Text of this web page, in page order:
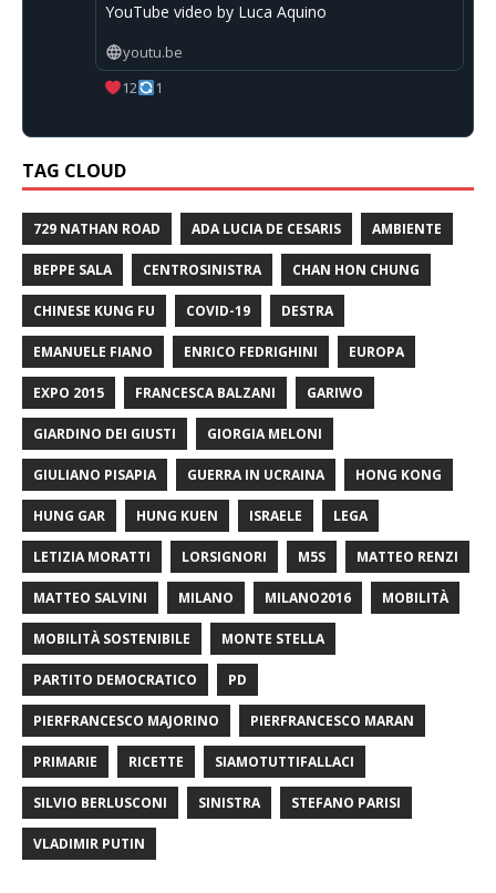
YouTube video by Luca Aquino
youtu.be
12
1
TAG CLOUD
729 NATHAN ROAD ADA LUCIA DE CESARIS AMBIENTE
BEPPE SALA CENTROSINISTRA CHAN HON CHUNG
CHINESE KUNG FU COVID-19 DESTRA
EMANUELE FIANO ENRICO FEDRIGHINI EUROPA
EXPO 2015 FRANCESCA BALZANI GARIWO
GIARDINO DEI GIUSTI GIORGIA MELONI
GIULIANO PISAPIA GUERRA IN UCRAINA HONG KONG
HUNG GAR HUNG KUEN ISRAELE LEGA
LETIZIA MORATTI LORSIGNORI M5S MATTEO RENZI
MATTEO SALVINI MILANO MILANO2016 MOBILITÀ
MOBILITÀ SOSTENIBILE MONTE STELLA
PARTITO DEMOCRATICO PD
PIERFRANCESCO MAJORINO PIERFRANCESCO MARAN
PRIMARIE RICETTE SIAMOTUTTIFALLACI
SILVIO BERLUSCONI SINISTRA STEFANO PARISI
VLADIMIR PUTIN